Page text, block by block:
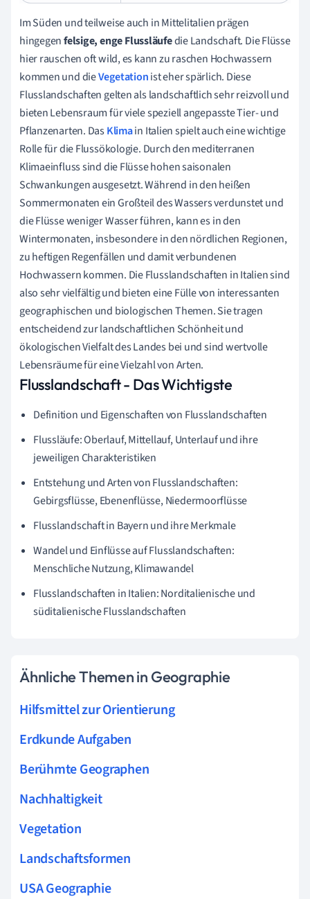
Im Süden und teilweise auch in Mittelitalien prägen
hingegenfelsige, enge Flussläufedie Landschaft. Die Flüsse
hier rauschen oft wild, es kann zu raschen Hochwassern
kommen und dieVegetationist eher spärlich. Diese
Flusslandschaften gelten als landschaftlich sehr reizvoll und
bieten Lebensraum für viele speziell angepasste Tier- und
Pflanzenarten. DasKlimain Italien spielt auch eine wichtige
Rolle für die Flussökologie. Durch den mediterranen
Klimaeinfluss sind die Flüsse hohen saisonalen
Schwankungen ausgesetzt. Während in den heißen
Sommermonaten ein Großteil des Wassers verdunstet und
die Flüsse weniger Wasser führen, kann es in den
Wintermonaten, insbesondere in den nördlichen Regionen,
zu heftigen Regenfällen und damit verbundenen
Hochwassern kommen. Die Flusslandschaften in Italien sind
also sehr vielfältig und bieten eine Fülle von interessanten
geographischen und biologischen Themen. Sie tragen
entscheidend zur landschaftlichen Schönheit und
ökologischen Vielfalt des Landes bei und sind wertvolle
Lebensräume für eine Vielzahl von Arten.
Flusslandschaft - Das Wichtigste
Definition und Eigenschaften von Flusslandschaften
Flussläufe: Oberlauf, Mittellauf, Unterlauf und ihre
jeweiligen Charakteristiken
Entstehung und Arten von Flusslandschaften:
Gebirgsflüsse, Ebenenflüsse, Niedermoorflüsse
Flusslandschaft in Bayern und ihre Merkmale
Wandel und Einflüsse auf Flusslandschaften:
Menschliche Nutzung, Klimawandel
Flusslandschaften in Italien: Norditalienische und
süditalienische Flusslandschaften
Ähnliche Themen in Geographie
Hilfsmittel zur Orientierung
Erdkunde Aufgaben
Berühmte Geographen
Nachhaltigkeit
Vegetation
Landschaftsformen
USA Geographie